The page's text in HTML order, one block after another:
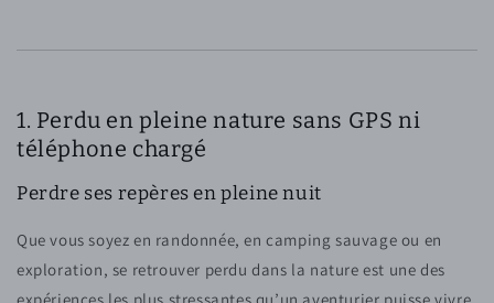
1. Perdu en pleine nature sans GPS ni
téléphone chargé
Perdre ses repères en pleine nuit
Que vous soyez en randonnée, en camping sauvage ou en
exploration, se retrouver perdu dans la nature est une des